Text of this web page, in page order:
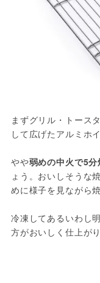
まずグリル・トース
して広げたアルミホ
やや弱めの中火で5
ょう。おいしそうな
めに様子を見ながら
冷凍してあるいわし
方がおいしく仕上が